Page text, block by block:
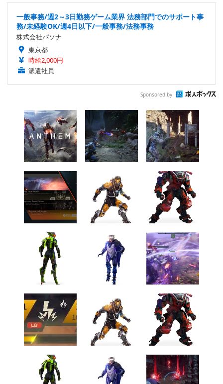
一般事務/週2～3日勤務ゲーム業界 法務部門でのサポート事
務/未経験OK/週4日以下/一般事務/法務事務
株式会社パソナ
東京都
時給2,000円
派遣社員
Sponsored by